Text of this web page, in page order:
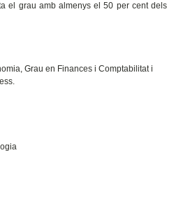
el grau amb almenys el 50 per cent dels
Grau en Finances i Comptabilitat i